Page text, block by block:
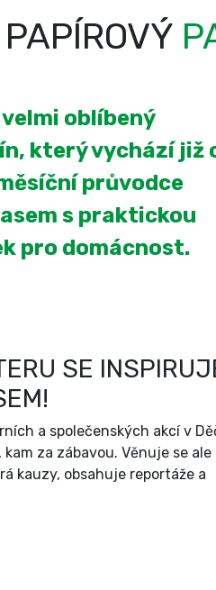
PAPÍROVÝ
oblíbený
který vychází již
průvodce
s praktickou
pro domácnost.
SE
a společenských akcí v
za zábavou. Věnuje se ale
kauzy, obsahuje reportáže a